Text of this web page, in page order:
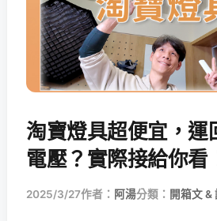
淘寶燈具超便宜，運
電壓？實際接給你看
2025/3/27作者： 阿湯分類： 開箱文 &